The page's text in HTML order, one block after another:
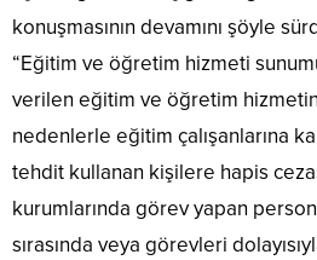
konuşmasının devamını şöyle
“Eğitim ve öğretim hizmeti
verilen eğitim ve öğretim
nedenlerle eğitim çalışanlarına
tehdit kullanan kişilere hapis
kurumlarında görev yapan
sırasında veya görevleri